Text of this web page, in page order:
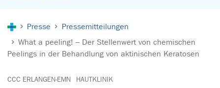
Presse
Pressemitteilungen
What a peeling! – Der Stellenwert von chemischen
Peelings in der Behandlung von aktinischen Keratosen
CCC ERLANGEN-EMN HAUTKLINIK